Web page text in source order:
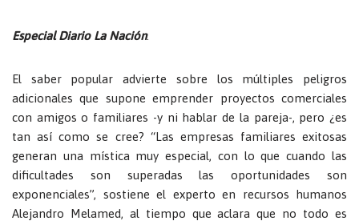
Especial Diario La Nación.
El saber popular advierte sobre los múltiples peligros
adicionales que supone emprender proyectos comerciales
con amigos o familiares -y ni hablar de la pareja-, pero ¿es
tan así como se cree? “Las empresas familiares exitosas
generan una mística muy especial, con lo que cuando las
dificultades son superadas las oportunidades son
exponenciales”, sostiene el experto en recursos humanos
Alejandro Melamed, al tiempo que aclara que no todo es